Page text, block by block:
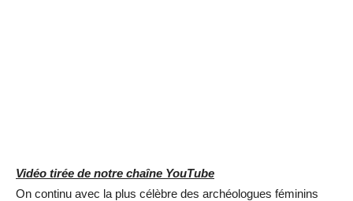
Vidéo tirée de notre chaîne YouTube
On continu avec la plus célèbre des archéologues féminins